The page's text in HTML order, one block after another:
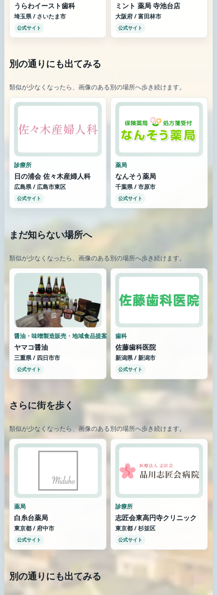
うらわイースト歯科
埼玉県 / さいたま市
公式サイト
ミント 薬局 寺池台店
大阪府 / 富田林市
公式サイト
別の通りにも出てみる
類似が少なくなったら、画像のある別の場所へ歩き続けます。
診療所
日の浦会 佐々木産婦人科
広島県 / 広島市東区
公式サイト
薬局
なんそう薬局
千葉県 / 市原市
公式サイト
まだ知らない場所へ
類似が少なくなったら、画像のある別の場所へ歩き続けます。
醤油・味噌製造販売・地域食品提案
ヤマコ醤油
三重県 / 四日市市
公式サイト
歯科
佐藤歯科医院
新潟県 / 新潟市
公式サイト
さらに街を歩く
類似が少なくなったら、画像のある別の場所へ歩き続けます。
薬局
白糸台薬局
東京都 / 府中市
公式サイト
診療所
志匠会東高円寺クリニック
東京都 / 杉並区
公式サイト
別の通りにも出てみる